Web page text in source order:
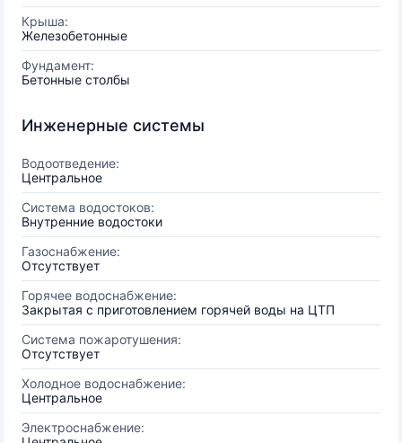
Крыша:
Железобетонные
Фундамент:
Бетонные столбы
Инженерные системы
Водоотведение:
Центральное
Система водостоков:
Внутренние водостоки
Газоснабжение:
Отсутствует
Горячее водоснабжение:
Закрытая с приготовлением горячей воды на ЦТП
Система пожаротушения:
Отсутствует
Холодное водоснабжение:
Центральное
Электроснабжение: